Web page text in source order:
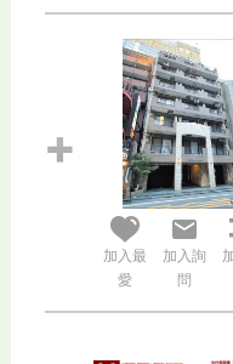
加入最
愛
加入詢
問